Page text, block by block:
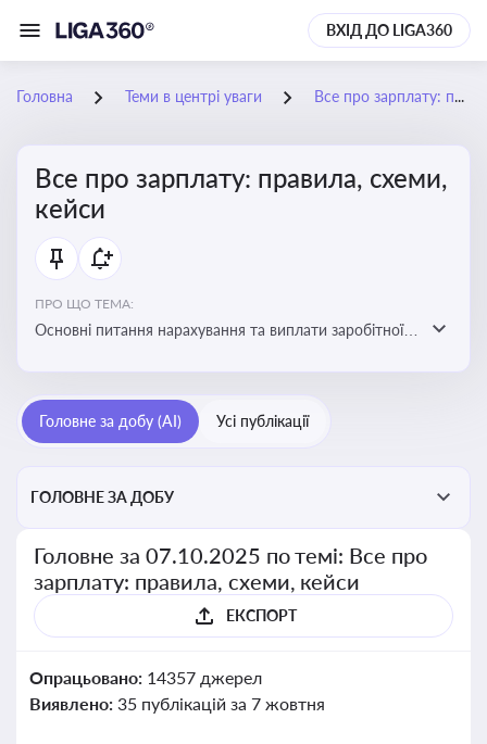
ВХІД ДО LIGA360
Головна Теми в центрі уваги Все про зарплату: правила, схеми, кейси
Все про зарплату: правила, схеми,
кейси
ПРО ЩО ТЕМА:
Основні питання нарахування та виплати заробітної
інформації про можливі схеми зловживань
Головне за добу (AI) Усі публікації
ГОЛОВНЕ ЗА ДОБУ
Головне за 07.10.2025 по темі: Все про
зарплату: правила, схеми, кейси
ЕКСПОРТ
Опрацьовано: 14357 джерел
Виявлено: 35 публікацій за 7 жовтня